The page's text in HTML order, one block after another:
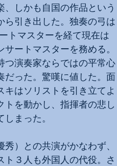
しかも自国の作品という
ら引き出した。独奏の弓は
トマスターを経て現在は
ートマスターを務める。
つ演奏家ならではの平常心
だった。驚嘆に値した。面
はソリストを引き立てよ
トを動かし、指揮者の悲し
まった。
）との共演がかなわず、
３人も外国人の代役。さ